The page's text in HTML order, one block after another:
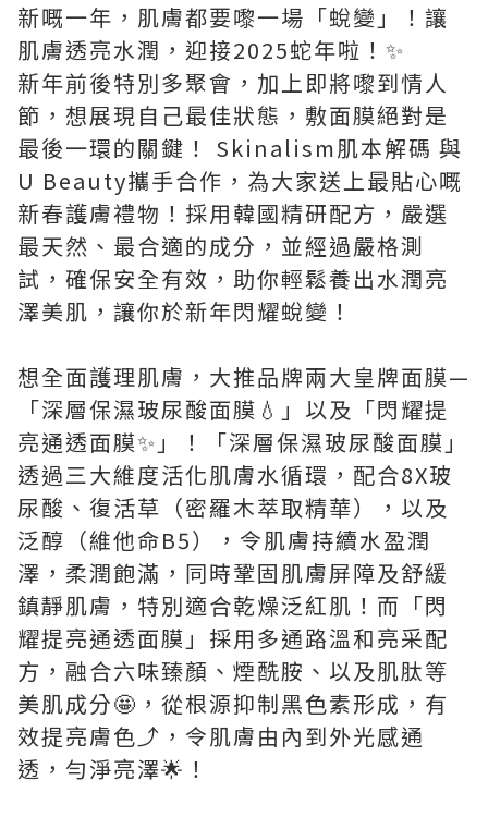
新嘅一年，肌膚都要嚟一場「蛻變」！讓
肌膚透亮水潤，迎接2025蛇年啦！✨
新年前後特別多聚會，加上即將嚟到情人
節，想展現自己最佳狀態，敷面膜絕對是
最後一環的關鍵！ Skinalism肌本解碼 與
U Beauty攜手合作，為大家送上最貼心嘅
新春護膚禮物！採用韓國精研配方，嚴選
最天然、最合適的成分，並經過嚴格測
試，確保安全有效，助你輕鬆養出水潤亮
澤美肌，讓你於新年閃耀蛻變！
想全面護理肌膚，大推品牌兩大皇牌面膜—
「深層保濕玻尿酸面膜💧」以及「閃耀提
亮通透面膜✨」！「深層保濕玻尿酸面膜」
透過三大維度活化肌膚水循環，配合8X玻
尿酸、復活草（密羅木萃取精華），以及
泛醇（維他命B5），令肌膚持續水盈潤
澤，柔潤飽滿，同時鞏固肌膚屏障及舒緩
鎮靜肌膚，特別適合乾燥泛紅肌！而「閃
耀提亮通透面膜」採用多通路溫和亮采配
方，融合六味臻顏、煙酰胺、以及肌肽等
美肌成分🤩，從根源抑制黑色素形成，有
效提亮膚色⤴️，令肌膚由內到外光感通
透，勻淨亮澤🌟！